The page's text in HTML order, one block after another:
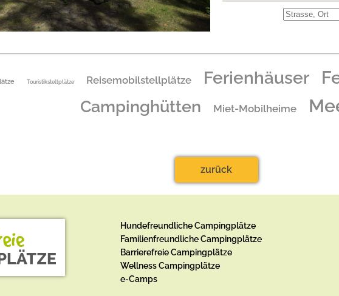
Touristikstellplätze Reisemobilstellplätze Ferienhäuser
Campinghütten Miet-Mobilheime
zurück
Hundefreundliche Campingplätze
Familienfreundliche Campingplätze
Barrierefreie Campingplätze
Wellness Campingplätze
e-Camps